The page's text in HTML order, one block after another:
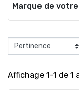
Marque de
Affichage 1-1 de 1